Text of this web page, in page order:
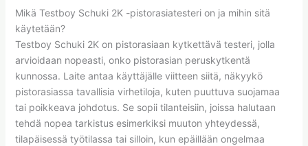
Mikä Testboy Schuki 2K -pistorasiatesteri on ja mihin sitä
käytetään?
Testboy Schuki 2K on pistorasiaan kytkettävä testeri, jolla
arvioidaan nopeasti, onko pistorasian peruskytkentä
kunnossa. Laite antaa käyttäjälle viitteen siitä, näkyykö
pistorasiassa tavallisia virhetiloja, kuten puuttuva suojamaa
tai poikkeava johdotus. Se sopii tilanteisiin, joissa halutaan
tehdä nopea tarkistus esimerkiksi muuton yhteydessä,
tilapäisessä työtilassa tai silloin, kun epäillään ongelmaa